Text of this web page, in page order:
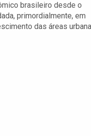
brasileiro desde o
primordialmente, em
das áreas